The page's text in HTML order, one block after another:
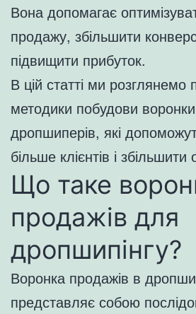
Вона допомагає
продажу, збільшити
підвищити прибуток.
В цій статті ми розглянемо
методики побудови
дропшиперів, які
більше клієнтів і
Що таке
продажів для
дропшипінгу?
Воронка продажів в
представляє собою